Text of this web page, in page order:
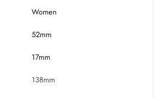
Women
52mm
17mm
138mm